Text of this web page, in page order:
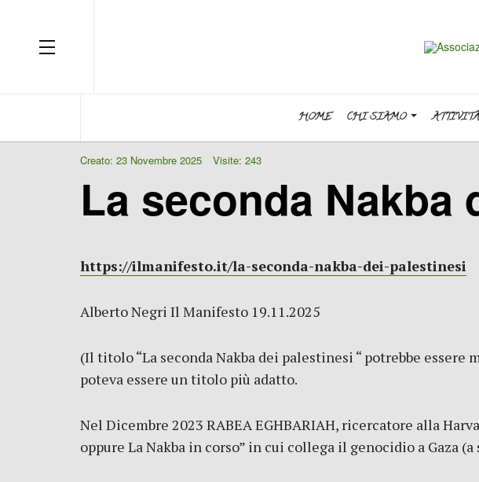
OFF CANVAS
HOME CHI SIAMO
Creato: 23 Novembre 2025 Visite: 243
La seconda Nakba
https://ilmanifesto.it/la-seconda-nakba-dei-palestinesi
Alberto Negri Il Manifesto 19.11.2025
(Il titolo “La seconda Nakba dei palestinesi “ potrebbe
poteva essere un titolo più adatto.
Nel Dicembre 2023 RABEA EGHBARIAH, ricercatore alla
oppure La Nakba in corso” in cui collega il genocidio a Gaza (a